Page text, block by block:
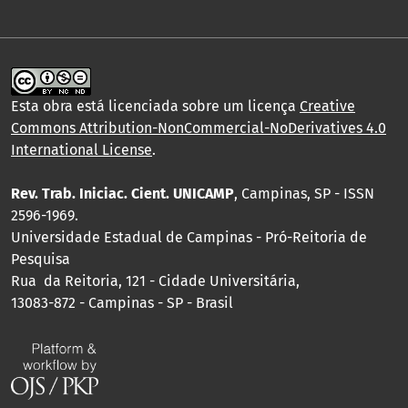
Esta obra está licenciada sobre um licença Creative
Commons Attribution-NonCommercial-NoDerivatives 4.0
International License.
Rev. Trab. Iniciac. Cient. UNICAMP, Campinas, SP - ISSN
2596-1969.
Universidade Estadual de Campinas - Pró-Reitoria de
Pesquisa
Rua da Reitoria, 121 - Cidade Universitária,
13083-872 - Campinas - SP - Brasil